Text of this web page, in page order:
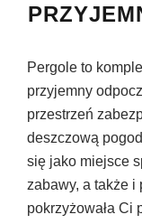
Pergole to
przyjemny
przestrzeń
deszczową
się jako miejsce
zabawy, a także i
pokrzyżowała Ci